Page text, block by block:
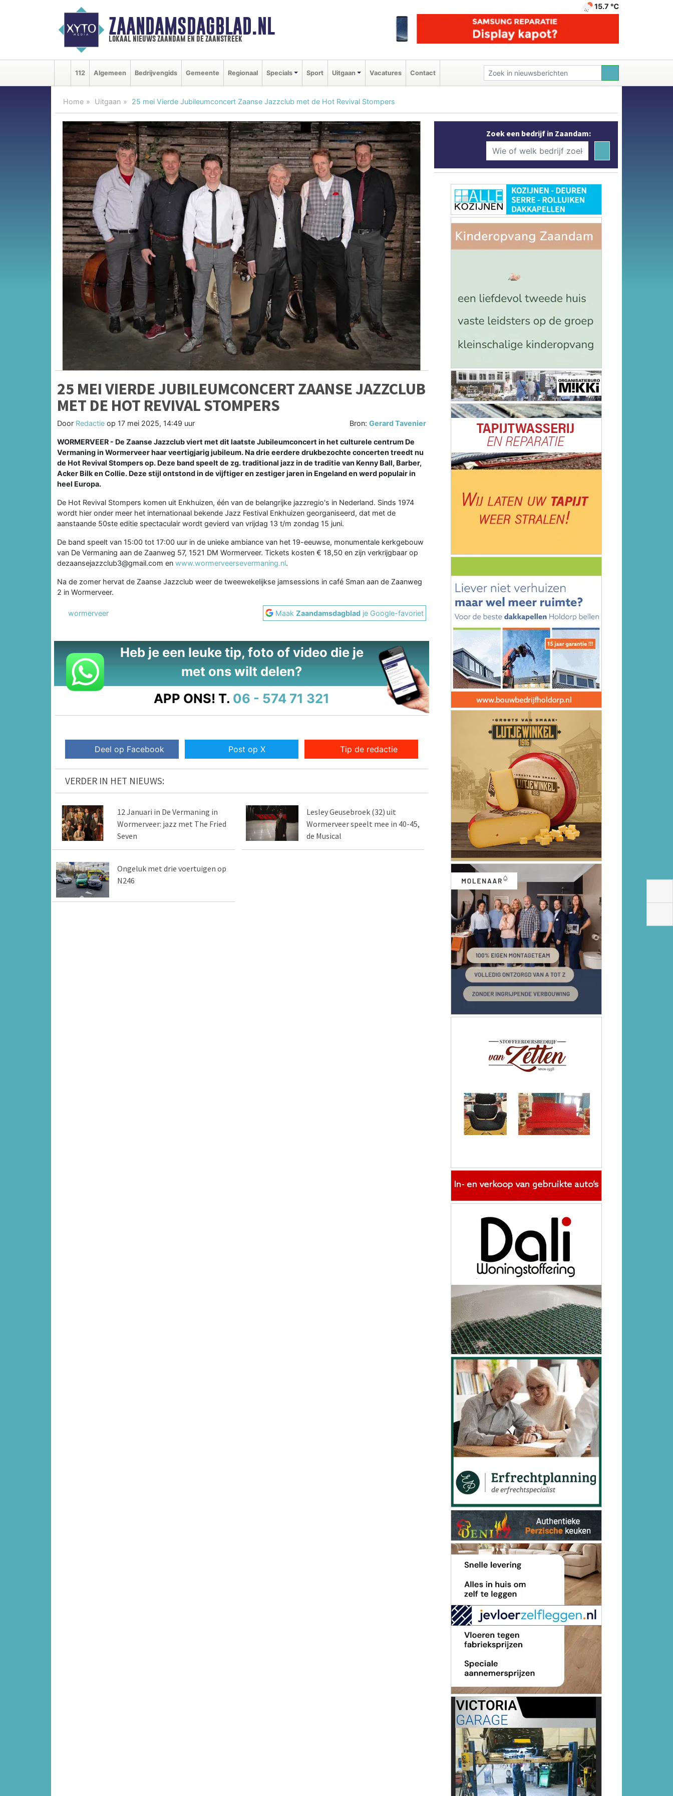
ZAANDAMSDAGBLAD.NL
lokaal nieuws zaandam en de zaanstreek
15.7 ℃
112 Algemeen Bedrijvengids Gemeente Regionaal Specials Sport Uitgaan Vacatures Contact
Home Uitgaan 25 mei Vierde Jubileumconcert Zaanse Jazzclub met de Hot Revival Stompers
25 MEI VIERDE JUBILEUMCONCERT ZAANSE JAZZCLUB
MET DE HOT REVIVAL STOMPERS
Door Redactie op 17 mei 2025, 14:49 uur Bron:Gerard Tavenier
WORMERVEER - De Zaanse Jazzclub viert met dit laatste Jubileumconcert in het culturele centrum De
Vermaning in Wormerveer haar veertigjarig jubileum. Na drie eerdere drukbezochte concerten treedt nu
de Hot Revival Stompers op. Deze band speelt de zg. traditional jazz in de traditie van Kenny Ball, Barber,
Acker Bilk en Collie. Deze stijl ontstond in de vijftiger en zestiger jaren in Engeland en werd populair in
heel Europa.
De Hot Revival Stompers komen uit Enkhuizen, één van de belangrijke jazzregio's in Nederland. Sinds 1974
wordt hier onder meer het internationaal bekende Jazz Festival Enkhuizen georganiseerd, dat met de
aanstaande 50ste editie spectaculair wordt gevierd van vrijdag 13 t/m zondag 15 juni.
De band speelt van 15:00 tot 17:00 uur in de unieke ambiance van het 19-eeuwse, monumentale kerkgebouw
van De Vermaning aan de Zaanweg 57, 1521 DM Wormerveer. Tickets kosten € 18,50 en zijn verkrijgbaar op
dezaansejazzclub3@gmail.com en www.wormerveersevermaning.nl.
Na de zomer hervat de Zaanse Jazzclub weer de tweewekelijkse jamsessions in café Sman aan de Zaanweg
2 in Wormerveer.
wormerveer MaakZaandamsdagblad je Google-favoriet
Heb je een leuke tip, foto of video die je
met ons wilt delen?
APP ONS! T. 06 - 574 71 321
Deel op Facebook Post op X Tip de redactie
VERDER IN HET NIEUWS:
12 Januari in De Vermaning in
Wormerveer: jazz met The Fried
Seven
Lesley Geusebroek (32) uit
Wormerveer speelt mee in 40-45,
de Musical
Ongeluk met drie voertuigen op
N246
Zoek een bedrijf in Zaandam: